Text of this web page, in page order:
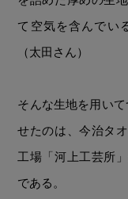
て空気を含んでい
（太田さん）
そんな生地を用い
せたのは、今治タ
工場「河上工芸所
である。